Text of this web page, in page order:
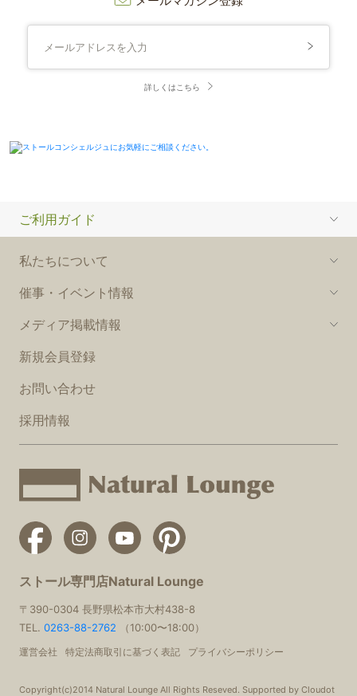
詳しくはこちら
ご利用ガイド
私たちについて
催事・イベント情報
メディア掲載情報
新規会員登録
お問い合わせ
採用情報
ストール専門店Natural Lounge
〒390-0304 長野県松本市大村438-8
TEL. 0263-88-2762 （10:00〜18:00）
運営会社 特定法商取引に基づく表記 プライバシーポリシー
Copyright(c)2014 Natural Lounge All Rights Reseved. Supported by Cloudot